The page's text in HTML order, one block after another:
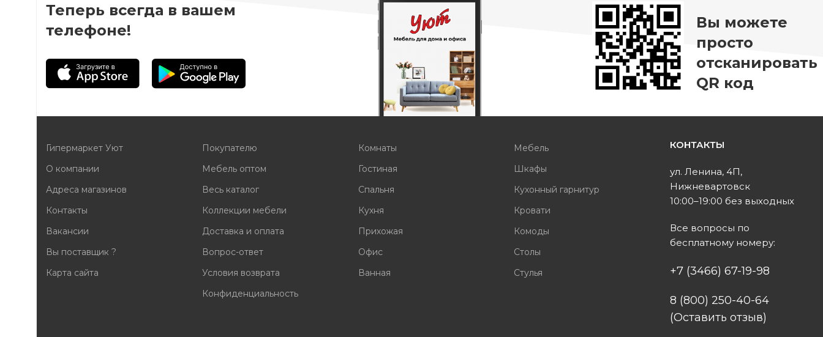
Теперь всегда в вашем
телефоне!
Вы можете
просто
отсканировать
QR код
Гипермаркет Уют
О компании
Адреса магазинов
Контакты
Вакансии
Вы поставщик ?
Карта сайта
Покупателю
Мебель оптом
Весь каталог
Коллекции мебели
Доставка и оплата
Вопрос-ответ
Условия возврата
Конфиденциальность
Комнаты
Гостиная
Спальня
Кухня
Прихожая
Офис
Ванная
Мебель
Шкафы
Кухонный гарнитур
Кровати
Комоды
Столы
Стулья
КОНТАКТЫ
ул. Ленина, 4П,
Нижневартовск
10:00–19:00 без выходных
Все вопросы по
бесплатному номеру:
+7 (3466) 67-19-98
8 (800) 250-40-64
(Оставить отзыв)